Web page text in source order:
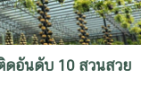
ดอันดับ 10 สวนสวย